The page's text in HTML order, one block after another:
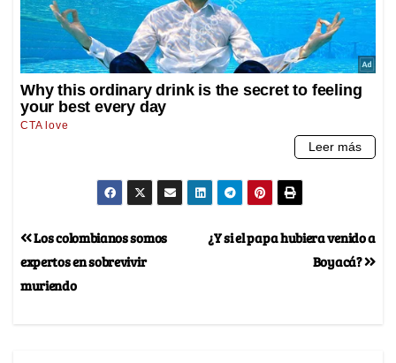
¿Y si el papa hubiera venido a
Boyacá?
Los colombianos somos
expertos en sobrevivir
muriendo